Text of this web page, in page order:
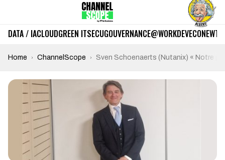
DATA / IACLOUDGREEN ITSECUGOUVERNANCE@WORKDEVECO
Home ChannelScope Sven Schoenaerts (Nutanix) « Notre